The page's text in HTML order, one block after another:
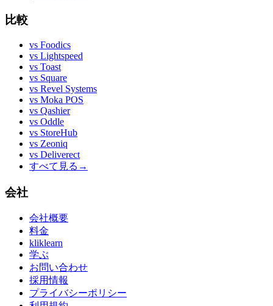
比較
vs Foodics
vs Lightspeed
vs Toast
vs Square
vs Revel Systems
vs Moka POS
vs Qashier
vs Oddle
vs StoreHub
vs Zeoniq
vs Deliverect
すべて見る →
会社
会社概要
料金
kliklearn
学ぶ
お問い合わせ
採用情報
プライバシーポリシー